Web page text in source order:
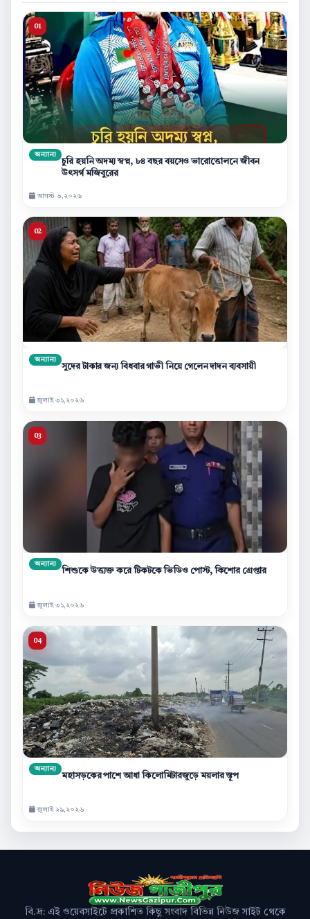
অন্যান্য
চুরি হয়নি অদম্য স্বপ্ন, ৮৪ বছর বয়সেও ভারোত্তোলনে জীবন
উৎসর্গ মজিবুরের
আগস্ট ৩,২০২৬
অন্যান্য
সুদের টাকার জন্য বিধবার গাভী নিয়ে গেলেন দাদন ব্যবসায়ী
জুলাই ৩১,২০২৬
অন্যান্য
শিশুকে উত্ত্যক্ত করে টিকটকে ভিডিও পোস্ট, কিশোর গ্রেপ্তার
জুলাই ৩১,২০২৬
অন্যান্য
মহাসড়কের পাশে আধা কিলোমিটারজুড়ে ময়লার স্তূপ
জুলাই ২৯,২০২৬
বি.দ্র: এই ওয়েবসাইটে প্রকাশিত কিছু সংবাদ বিভিন্ন নিউজ সাইট থেকে